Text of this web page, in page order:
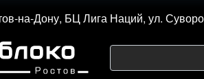
на-Дону, БЦ Лига Наций, ул.